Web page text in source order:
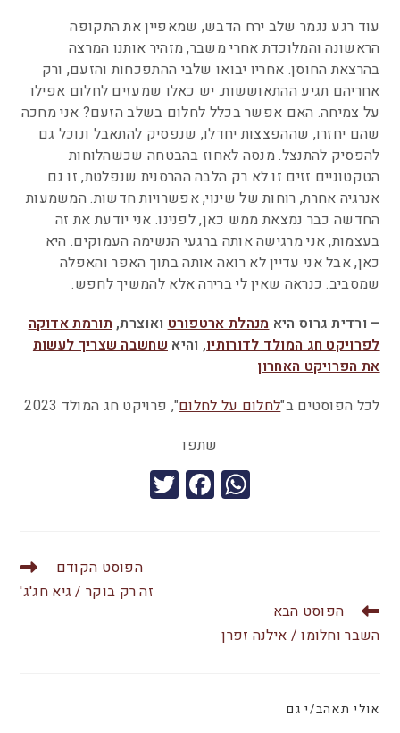
עוד רגע נגמר שלב ירח הדבש, שמאפיין את התקופה
הראשונה והמלוכדת אחרי משבר, מזהיר אותנו המרצה
בהרצאת החוסן. אחריו יבואו שלבי ההתפכחות והזעם, ורק
אחריהם תגיע ההתאוששות. יש כאלו שמעזים לחלום אפילו
על צמיחה. האם אפשר בכלל לחלום בשלב הזעם? אני מחכה
שהם יחזרו, שההפצצות יחדלו, שנפסיק להתאבל ונוכל גם
להפסיק להתנצל. מנסה לאחוז בהבטחה שכשהלוחות
הטקטוניים זזים זו לא רק הלבה ההרסנית שנפלטת, זו גם
אנרגיה אחרת, רוחות של שינוי, אפשרויות חדשות. המשמעות
החדשה כבר נמצאת ממש כאן, לפנינו. אני יודעת את זה
בעצמות, אני מרגישה אותה ברגעי הנשימה העמוקים. היא
כאן, אבל אני עדיין לא רואה אותה בתוך האפר והאפלה
שמסביב. כנראה שאין לי ברירה אלא להמשיך לחפש.
– ורדית גרוס היאמנהלת ארטפורטואוצרת,תורמת אדוקה
לפרויקט חג המולד לדורותיו, והיאשחשבה שצריך לעשות
את הפרויקט האחרון
לכל הפוסטים ב"לחלום על לחלום", פרויקט חג המולד 2023
שתפו
W
h
F
a
er
הפוסט הקודם
זה רק בוקר / גיא חג'ג'
הפוסט הבא
השבר וחלומו / אילנה זפרן
אולי תאהב/י גם